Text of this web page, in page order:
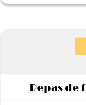
Repas de